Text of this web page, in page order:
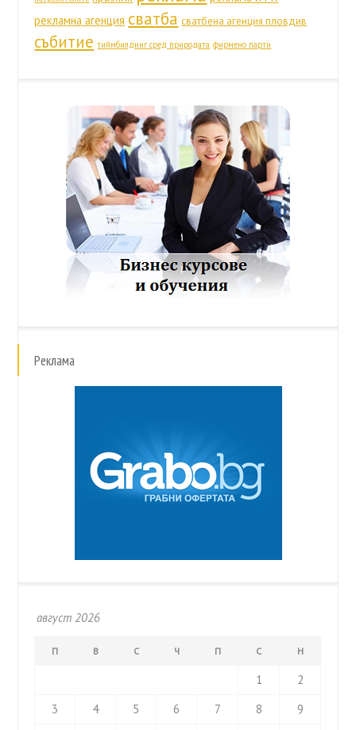
рекламна агенция сватба сватбена агенция пловдив
събитие тиймбилдинг сред природата фирмено парти
Реклама
август 2026
П В С Ч П С Н
1
2
3
4 5 6 7 8
9